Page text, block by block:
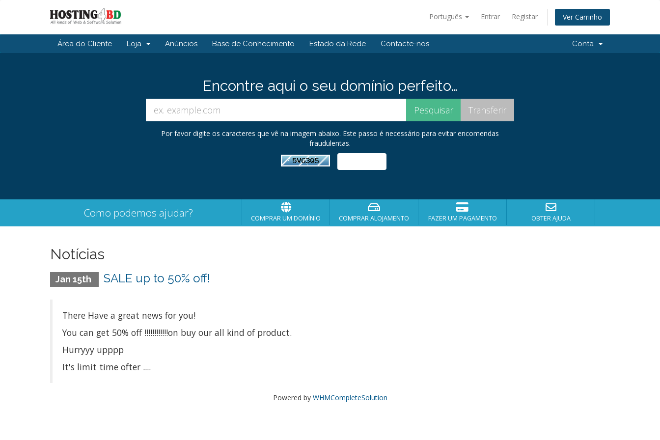
Português Entrar Registar Ver Carrinho
Área do Cliente Loja Anúncios Base de Conhecimento Estado da Rede Contacte-nos Conta
Encontre aqui o seu domínio perfeito…
Por favor digite os caracteres que vê na imagem abaixo. Este passo é necessário para evitar encomendas
fraudulentas.
Como podemos ajudar? COMPRAR UM DOMÍNIO COMPRAR ALOJAMENTO FAZER UM PAGAMENTO OBTER AJUDA
Notícias
Jan 15th SALE up to 50% off!
There Have a great news for you!
You can get 50% off !!!!!!!!!!!!on buy our all kind of product.
Hurryyy upppp
It's limit time ofter ....
Powered by WHMCompleteSolution